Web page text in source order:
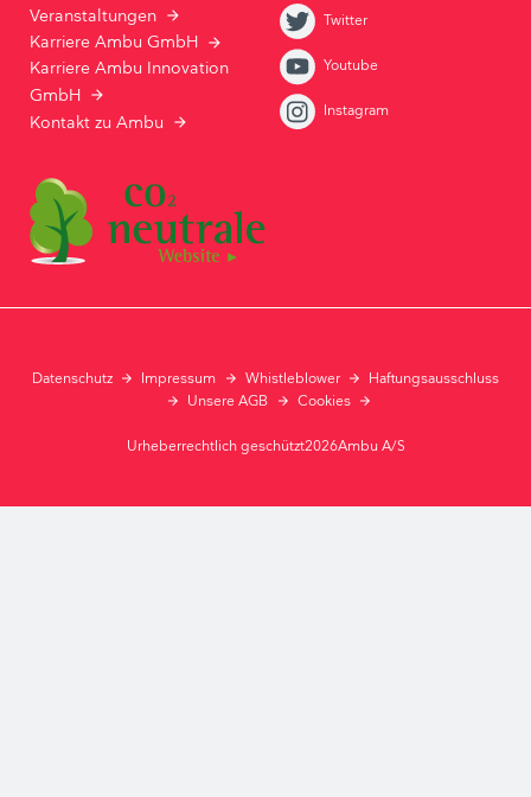
Veranstaltungen
Karriere Ambu GmbH
Karriere Ambu Innovation
GmbH
Kontakt zu Ambu
Twitter
Youtube
Instagram
Datenschutz Impressum Whistleblower
Haftungsausschluss
Unsere AGB
Cookies
Urheberrechtlich geschützt2026Ambu A/S